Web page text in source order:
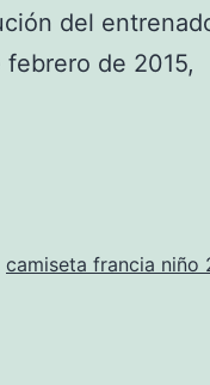
del
de 2015,
camiseta francia niño